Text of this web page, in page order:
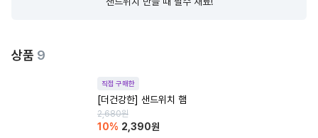
상품 9
직접 구매한
[더건강한] 샌드위치 햄
2,680원
10% 2,390원